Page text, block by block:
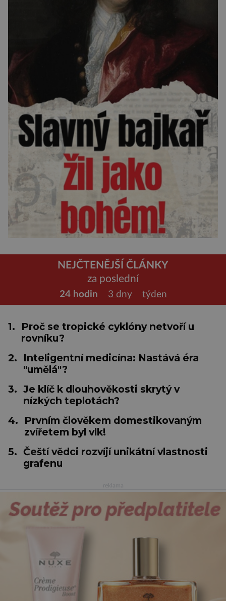
NEJČTENĚJŠÍ ČLÁNKY
za poslední
24 hodin 3 dny týden
1.
Proč se tropické cyklóny netvoří u
rovníku?
2.
Inteligentní medicína: Nastává éra
"umělá"?
3. Je klíč k dlouhověkosti skrytý v
nízkých teplotách?
4.
Prvním člověkem domestikovaným
zvířetem byl vlk!
5. Čeští vědci rozvíjí unikátní vlastnosti
grafenu